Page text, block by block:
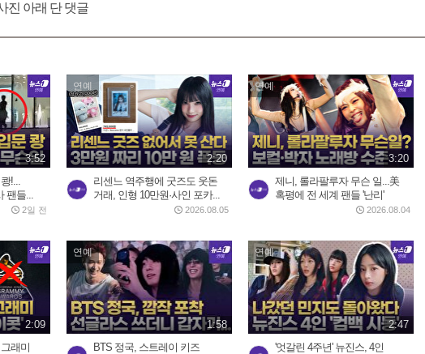
진 아래 단 댓글
3:52
!...
팬들...
2일 전
연예
2:20
리센느 역주행에 굿즈도 웃돈
거래, 인형 10만원·사인 포카...
2026.08.05
연예
3:20
제니, 롤라팔루자 무슨 일...美
혹평에 전 세계 팬들 '난리'
2026.08.04
2:09
래미
연예
1:58
BTS 정국, 스트레이 키즈
연예
2:47
'엇갈린 4주년' 뉴진스, 4인